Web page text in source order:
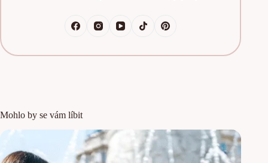
Mohlo by se vám líbit